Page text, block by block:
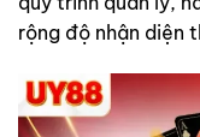
rộng độ nhận diện